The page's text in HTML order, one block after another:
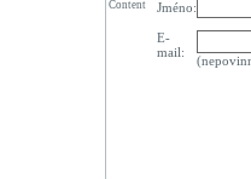
Jméno:
E-
mail:
Content